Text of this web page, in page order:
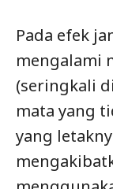
Pada efek
mengalami
(seringkali
mata yang
yang